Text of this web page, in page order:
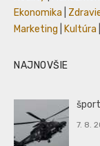
Ekonomika
Marketing
Kultúra
NAJNOVŠIE
7. 8.